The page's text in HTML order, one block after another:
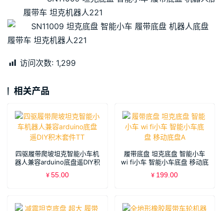
访问次数: 1,299
相关产品
四驱履带爬坡坦克智能小车机
器人兼容arduino底盘遥DIY积
木套件TT
¥ 55.00
履带底盘 坦克底盘 智能小车
wi fi小车 智能小车底盘 移动底
盘A
¥ 199.00